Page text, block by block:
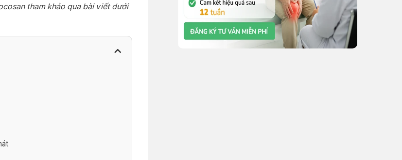
tham khảo qua bài viết dưới